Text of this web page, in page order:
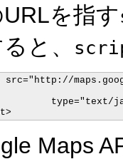
を指す
と、
Maps